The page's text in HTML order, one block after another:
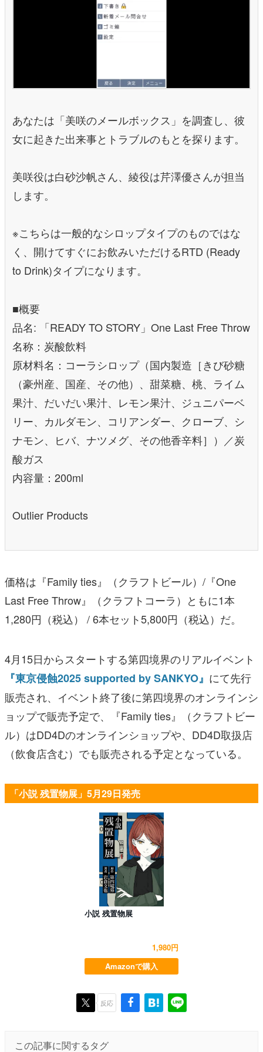
あなたは「美咲のメールボックス」を調査し、彼
女に起きた出来事とトラブルのもとを探ります。
美咲役は白砂沙帆さん、綾役は芹澤優さんが担当
します。
※こちらは一般的なシロップタイプのものではな
く、開けてすぐにお飲みいただけるRTD (Ready
to Drink)タイプになります。
■概要
品名: 「READY TO STORY」One Last Free Throw
名称：炭酸飲料
原材料名：コーラシロップ（国内製造［きび砂糖
（豪州産、国産、その他）、甜菜糖、桃、ライム
果汁、だいだい果汁、レモン果汁、ジュニパーベ
リー、カルダモン、コリアンダー、クローブ、シ
ナモン、ヒバ、ナツメグ、その他香辛料］）／炭
酸ガス
内容量：200ml
Outlier Products
価格は『Family ties』（クラフトビール）/『One
Last Free Throw』（クラフトコーラ）ともに1本
1,280円（税込） / 6本セット5,800円（税込）だ。
4月15日からスタートする第四境界のリアルイベント
『東京侵蝕2025 supported by SANKYO』 にて先行
販売され、イベント終了後に第四境界のオンラインシ
ョップで販売予定で、『Family ties』（クラフトビー
ル）はDD4Dのオンラインショップや、DD4D取扱店
（飲食店含む）でも販売される予定となっている。
「小説 残置物展」5月29日発売
小説 残置物展
1,980円
Amazonで購入
反応
この記事に関するタグ